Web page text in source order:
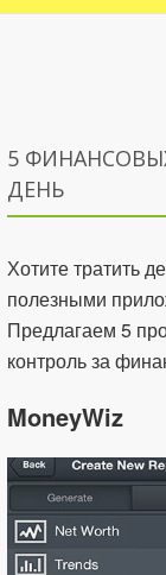
5
ДЕНЬ
Хотите тратить
полезными
Предлагаем 5
контроль за
MoneyWiz